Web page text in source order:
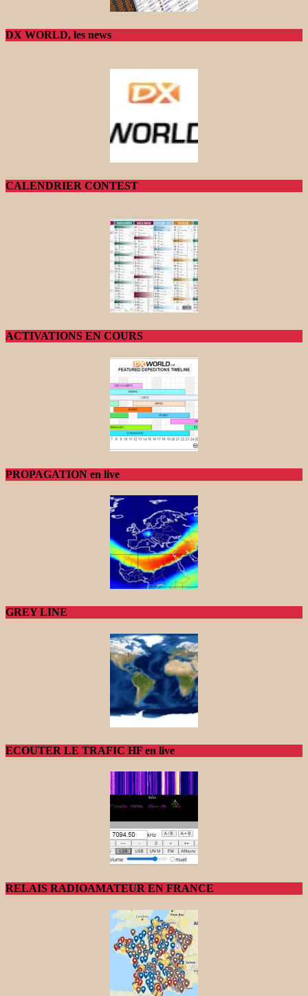
DX WORLD, les news
CALENDRIER CONTEST
ACTIVATIONS EN COURS
PROPAGATION en live
GREY LINE
ECOUTER LE TRAFIC HF en live
RELAIS RADIOAMATEUR EN FRANCE